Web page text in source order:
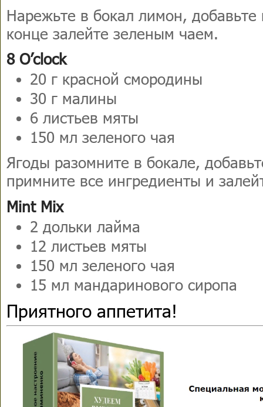
Нарежьте в бокал лимон,
конце залейте зеленым чаем.
8 O’clock
20 г красной смородины
30 г малины
6 листьев мяты
150 мл зеленого чая
Ягоды разомните в бокале,
примните все ингредиенты и
Mint Mix
2 дольки лайма
12 листьев мяты
150 мл зеленого чая
15 мл мандаринового сиропа
Приятного аппетита!